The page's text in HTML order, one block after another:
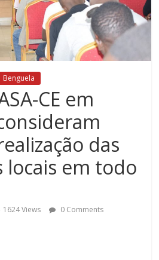
Benguela
CE em
das
locais em todo
1624 Views 0 Comments